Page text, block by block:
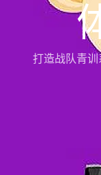
打造战队青